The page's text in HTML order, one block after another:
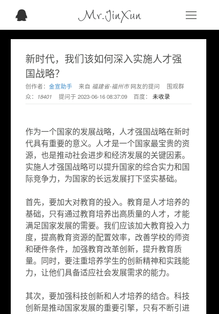
Mr.JinXun
新时代，我们该如何深入实施人才强
国战略？
创作者：金宣助手 来自 福建省-福州市网友的提问
围观群
众： 18401 提问于2023-06-16 08:37:09 百度：未收录
作为一个国家的发展战略，人才强国战略在新时
代具有重要的意义。人才是一个国家最宝贵的资
源，也是推动社会进步和经济发展的关键因素。
实施人才强国战略可以提升国家的综合实力和国
际竞争力，为国家的长远发展打下坚实基础。
首先，要加大对教育的投入。教育是人才培养的
基础，只有通过教育培养出高质量的人才，才能
满足国家发展的需要。我们应该加大教育投入力
度，提高教育资源的配置效率，改善学校的师资
和硬件条件，加强教育改革创新，提升教育质
量。同时，要注重培养学生的创新精神和实践能
力，让他们具备适应社会发展需求的能力。
其次，要加强科技创新和人才培养的结合。科技
创新是推动国家发展的重要引擎，只有不断引进